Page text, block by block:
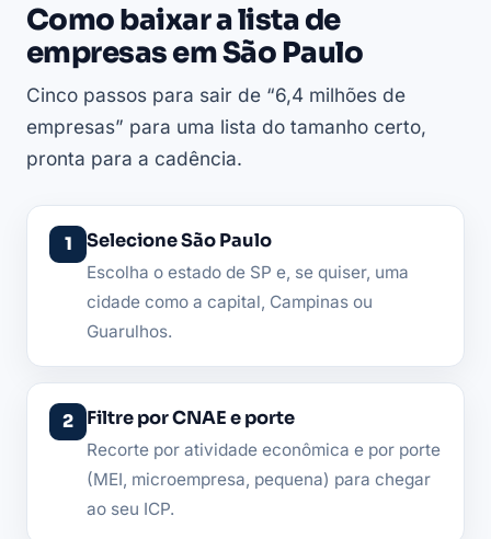
Como baixar a lista de
empresas em São Paulo
Cinco passos para sair de “6,4 milhões de
empresas” para uma lista do tamanho certo,
pronta para a cadência.
Selecione São Paulo
Escolha o estado de SP e, se quiser, uma
cidade como a capital, Campinas ou
Guarulhos.
Filtre por CNAE e porte
Recorte por atividade econômica e por porte
(MEI, microempresa, pequena) para chegar
ao seu ICP.